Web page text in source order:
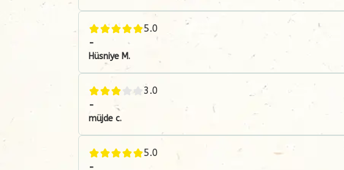
5.0
-
Hüsniye M.
3.0
-
müjde c.
5.0
-